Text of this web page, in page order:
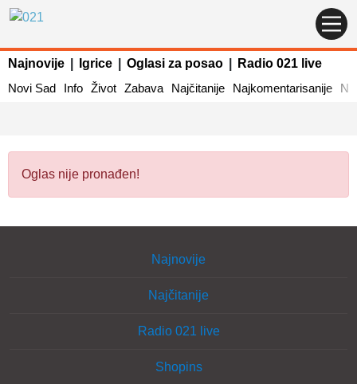
Najnovije Igrice Oglasi za posao
Radio 021 live
Novi Sad
Info Život Zabava Najčitanije Najkomentarisanije
Oglas nije pronađen!
Najnovije
Najčitanije
Radio 021 live
Shopins